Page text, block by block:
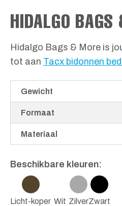
HIDALGO
Hidalgo Bags & More is
tot aan Tacx bidonnen
Gewicht
Formaat
Materiaal
Beschikbare kleuren:
Licht-koper Wit ZilverZwart